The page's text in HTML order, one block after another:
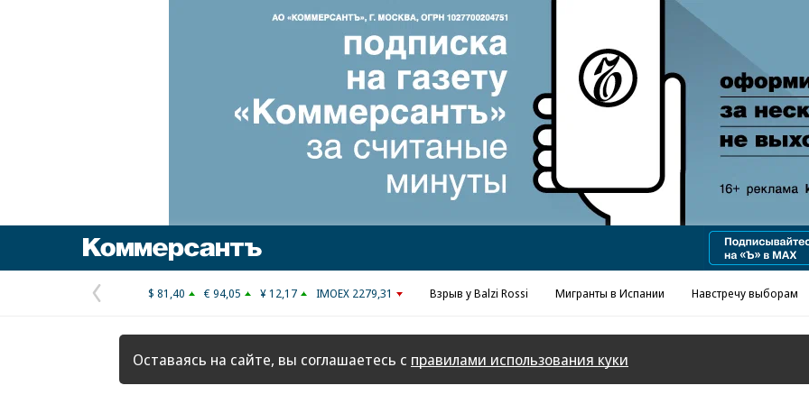
Реклама в «Ъ» www.kommersant.ru/ad
Предыдущая
страница
$ 81,40 € 94,05 ¥ 12,17 IMOEX 2279,31 Взрыв у Balzi Rossi Мигранты в Испании Навстречу выборам
Оставаясь на сайте, вы соглашаетесь с правилами использования куки